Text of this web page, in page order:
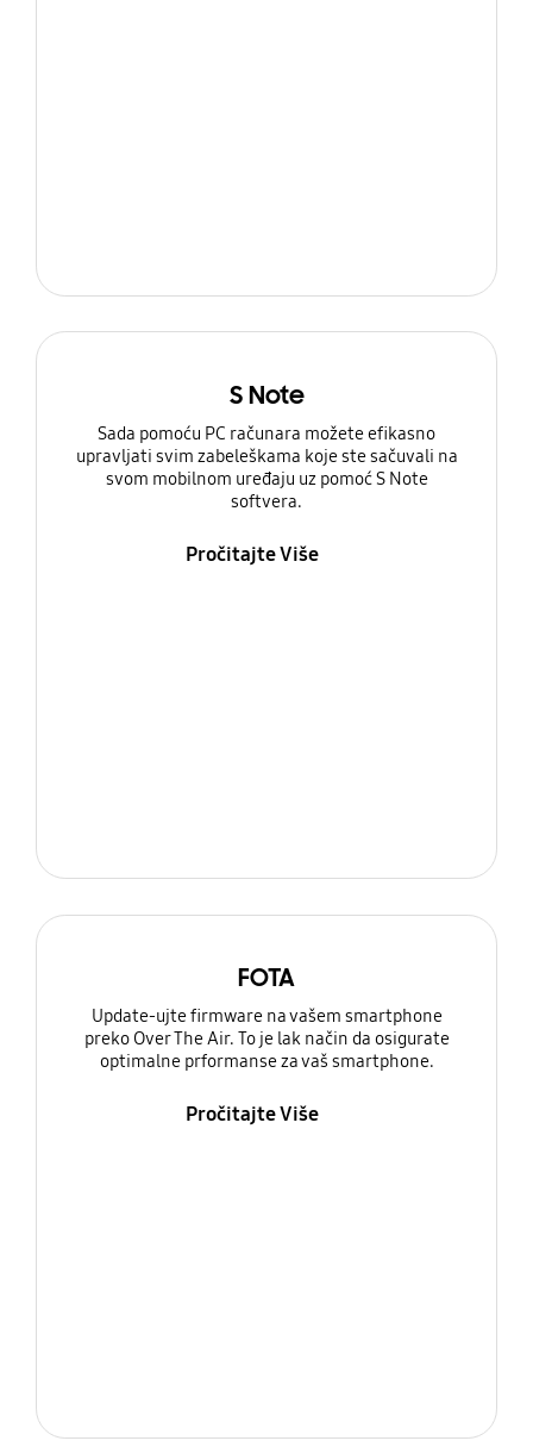
S Note
Sada pomoću PC računara možete efikasno
upravljati svim zabeleškama koje ste sačuvali na
svom mobilnom uređaju uz pomoć S Note
softvera.
Pročitajte Više
FOTA
Update-ujte firmware na vašem smartphone
preko Over The Air. To je lak način da osigurate
optimalne prformanse za vaš smartphone.
Pročitajte Više